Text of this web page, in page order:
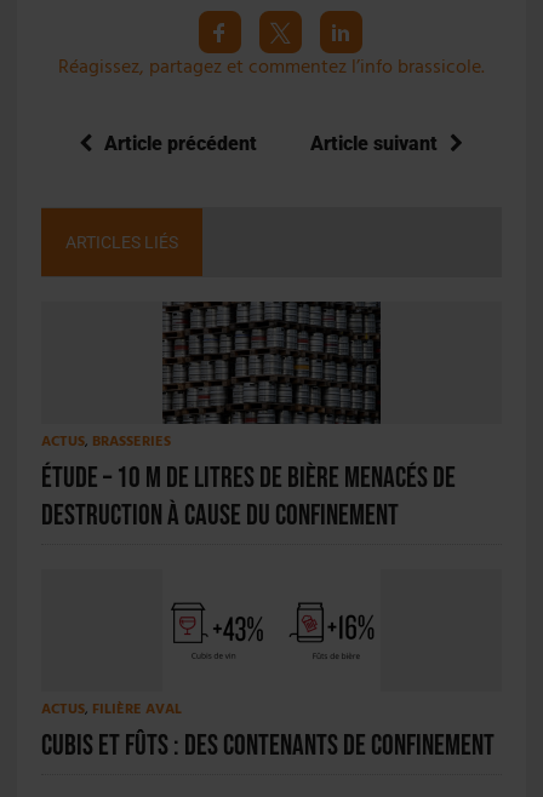
Réagissez, partagez et commentez l’info brassicole.
Article précédent Article suivant
ARTICLES LIÉS
ACTUS, BRASSERIES
Étude – 10 M de litres de bière menacés de
destruction à cause du confinement
ACTUS, FILIÈRE AVAL
Cubis et fûts : des contenants de confinement